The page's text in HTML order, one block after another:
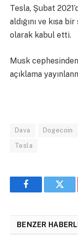
Tesla, Şubat
aldığını ve kısa
olarak kabul etti.
Musk
açıklama
Dava Dogecoin
Tesla
Facebook
BENZER